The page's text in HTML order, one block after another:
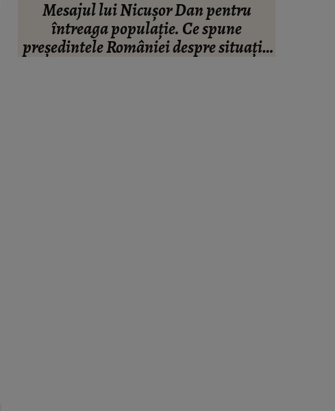
Mesajul lui Nicușor Dan pentru
întreaga populație. Ce spune
președintele României despre situația